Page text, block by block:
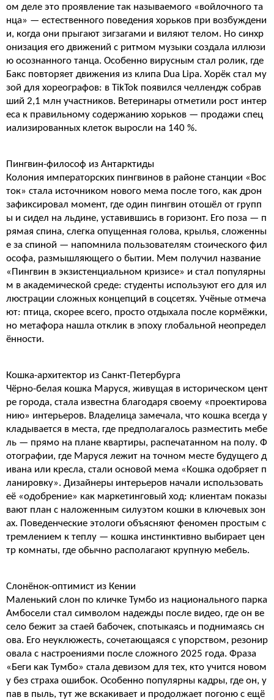
ом деле это проявление так называемого «войлочного та
нца» — естественного поведения хорьков при возбуждени
и, когда они прыгают зигзагами и виляют телом. Но синхр
онизация его движений с ритмом музыки создала иллюзи
ю осознанного танца. Особенно вирусным стал ролик, где
Бакс повторяет движения из клипа Dua Lipa. Хорёк стал му
зой для хореографов: в TikTok появился челлендж собрав
ший 2,1 млн участников. Ветеринары отметили рост интер
еса к правильному содержанию хорьков — продажи спец
иализированных клеток выросли на 140 %.
Пингвин-философ из Антарктиды
Колония императорских пингвинов в районе станции «Вос
ток» стала источником нового мема после того, как дрон
зафиксировал момент, где один пингвин отошёл от групп
ы и сидел на льдине, уставившись в горизонт. Его поза — п
рямая спина, слегка опущенная голова, крылья, сложенны
е за спиной — напомнила пользователям стоического фил
ософа, размышляющего о бытии. Мем получил название
«Пингвин в экзистенциальном кризисе» и стал популярны
м в академической среде: студенты используют его для ил
люстрации сложных концепций в соцсетях. Учёные отмеча
ют: птица, скорее всего, просто отдыхала после кормёжки,
но метафора нашла отклик в эпоху глобальной неопредел
ённости.
Кошка-архитектор из Санкт-Петербурга
Чёрно-белая кошка Маруся, живущая в историческом цент
ре города, стала известна благодаря своему «проектирова
нию» интерьеров. Владелица замечала, что кошка всегда у
кладывается в места, где предполагалось разместить мебе
ль — прямо на плане квартиры, распечатанном на полу. Ф
отографии, где Маруся лежит на точном месте будущего д
ивана или кресла, стали основой мема «Кошка одобряет п
ланировку». Дизайнеры интерьеров начали использовать
её «одобрение» как маркетинговый ход: клиентам показы
вают план с наложенным силуэтом кошки в ключевых зон
ах. Поведенческие этологи объясняют феномен простым с
тремлением к теплу — кошка инстинктивно выбирает цен
тр комнаты, где обычно располагают крупную мебель.
Слонёнок-оптимист из Кении
Маленький слон по кличке Тумбо из национального парка
Амбосели стал символом надежды после видео, где он ве
село бежит за стаей бабочек, спотыкаясь и поднимаясь сн
ова. Его неуклюжесть, сочетающаяся с упорством, резонир
овала с настроениями после сложного 2025 года. Фраза
«Беги как Тумбо» стала девизом для тех, кто учится новом
у без страха ошибок. Особенно популярны кадры, где он, у
пав в пыль, тут же вскакивает и продолжает погоню с ещё